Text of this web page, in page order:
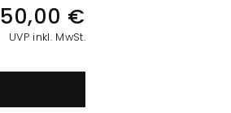
€
UVP inkl. MwSt.